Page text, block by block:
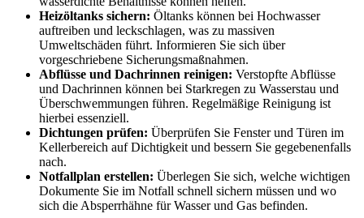
Heizöltanks sichern: Öltanks können bei Hochwasser
auftreiben und leckschlagen, was zu massiven
Umweltschäden führt. Informieren Sie sich über
vorgeschriebene Sicherungsmaßnahmen.
Abflüsse und Dachrinnen reinigen: Verstopfte Abflüsse
und Dachrinnen können bei Starkregen zu Wasserstau und
Überschwemmungen führen. Regelmäßige Reinigung ist
hierbei essenziell.
Dichtungen prüfen: Überprüfen Sie Fenster und Türen im
Kellerbereich auf Dichtigkeit und bessern Sie gegebenenfalls
nach.
Notfallplan erstellen: Überlegen Sie sich, welche wichtigen
Dokumente Sie im Notfall schnell sichern müssen und wo
sich die Absperrhähne für Wasser und Gas befinden.